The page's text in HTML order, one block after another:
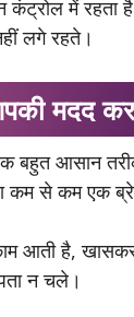
में रहता
लगे रहते।
मदद
बहुत आसान
कम से कम एक
आती है,
न चले।